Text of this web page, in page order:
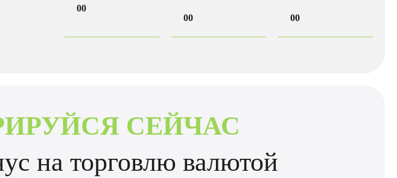
00
00 00
СЕЙЧАС
на торговлю валютой